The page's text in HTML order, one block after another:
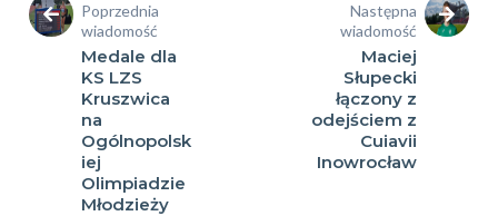
Poprzednia
wiadomość
Medale dla
KS LZS
Kruszwica
na
Ogólnopolsk
iej
Olimpiadzie
Młodzieży
Następna
wiadomość
Maciej
Słupecki
łączony z
odejściem z
Cuiavii
Inowrocław